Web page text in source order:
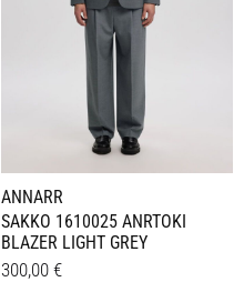
können
Produktseite
gewählt
werden
ANNARR
SAKKO 1610025 ANRTOKI
BLAZER LIGHT GREY
300,00 €